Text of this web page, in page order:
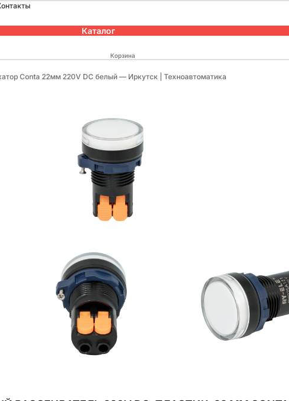
Каталог
Корзина
Conta 22мм 220V DC белый — Иркутск | Техноавтоматика